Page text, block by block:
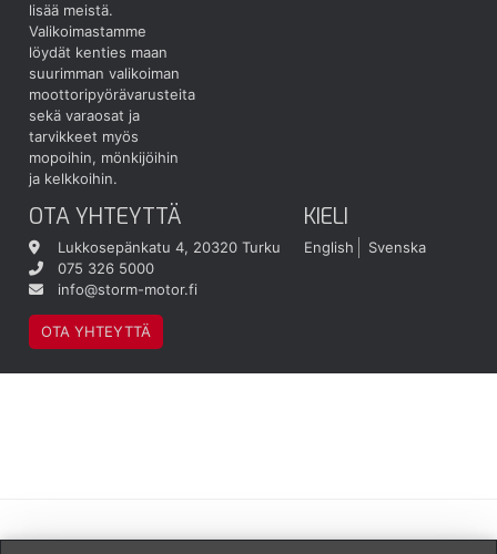
lisää meistä.
Valikoimastamme
löydät kenties maan
suurimman valikoiman
moottoripyörävarusteita
sekä varaosat ja
tarvikkeet myös
mopoihin, mönkijöihin
ja kelkkoihin.
OTA YHTEYTTÄ
Lukkosepänkatu 4, 20320 Turku
075 326 5000
info@storm-motor.fi
OTA YHTEYTTÄ
KIELI
English Svenska